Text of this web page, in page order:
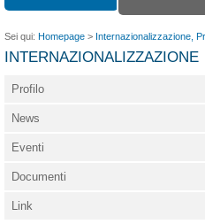
Sei qui: Homepage > Internazionalizzazione,
INTERNAZIONALIZZAZIONE
Profilo
News
Eventi
Documenti
Link